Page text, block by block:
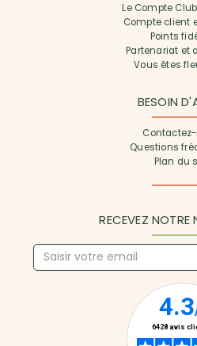
Le Compte
Compte client
Points
Partenariat et
Vous êtes
BESOIN
Questions
Plan du
RECEVEZ NOTRE